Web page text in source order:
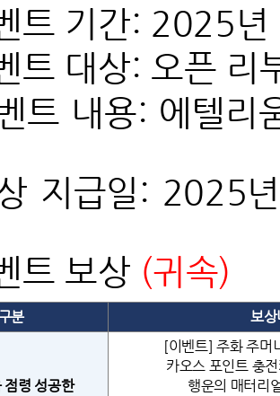
트 기간: 2025
트 대상: 오픈 리
트 내용: 에텔리
지급일: 2025
트 보상 (귀속)
분 보
점령 성공한
[이벤트] 주화 주
카오스 포인트 충
행운의 매터리